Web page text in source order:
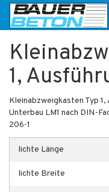
1,
Kleinabzweigkasten Typ
Unterbau LM1 nach DIN-
206-1
lichte Länge
lichte Breite